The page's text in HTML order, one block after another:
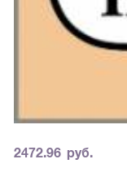
2472.96 руб.